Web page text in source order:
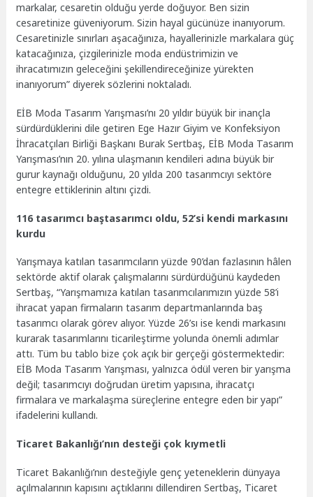
markalar, cesaretin olduğu yerde doğuyor. Ben sizin
cesaretinize güveniyorum. Sizin hayal gücünüze inanıyorum.
Cesaretinizle sınırları aşacağınıza, hayallerinizle markalara güç
katacağınıza, çizgilerinizle moda endüstrimizin ve
ihracatımızın geleceğini şekillendireceğinize yürekten
inanıyorum” diyerek sözlerini noktaladı.
EİB Moda Tasarım Yarışması’nı 20 yıldır büyük bir inançla
sürdürdüklerini dile getiren Ege Hazır Giyim ve Konfeksiyon
İhracatçıları Birliği Başkanı Burak Sertbaş, EİB Moda Tasarım
Yarışması’nın 20. yılına ulaşmanın kendileri adına büyük bir
gurur kaynağı olduğunu, 20 yılda 200 tasarımcıyı sektöre
entegre ettiklerinin altını çizdi.
116 tasarımcı baştasarımcı oldu, 52’si kendi markasını
kurdu
Yarışmaya katılan tasarımcıların yüzde 90’dan fazlasının hâlen
sektörde aktif olarak çalışmalarını sürdürdüğünü kaydeden
Sertbaş, “Yarışmamıza katılan tasarımcılarımızın yüzde 58’i
ihracat yapan firmaların tasarım departmanlarında baş
tasarımcı olarak görev alıyor. Yüzde 26’sı ise kendi markasını
kurarak tasarımlarını ticarileştirme yolunda önemli adımlar
attı. Tüm bu tablo bize çok açık bir gerçeği göstermektedir:
EİB Moda Tasarım Yarışması, yalnızca ödül veren bir yarışma
değil; tasarımcıyı doğrudan üretim yapısına, ihracatçı
firmalara ve markalaşma süreçlerine entegre eden bir yapı”
ifadelerini kullandı.
Ticaret Bakanlığı’nın desteği çok kıymetli
Ticaret Bakanlığı’nın desteğiyle genç yeteneklerin dünyaya
açılmalarının kapısını açtıklarını dillendiren Sertbaş, Ticaret